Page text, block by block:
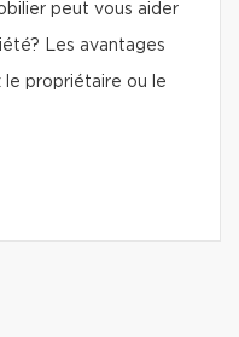
peut vous aider
Les avantages
le propriétaire ou le